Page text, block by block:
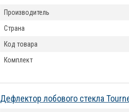
Производитель
Страна
Код товара
Комплект
Дефлектор лобового стекла